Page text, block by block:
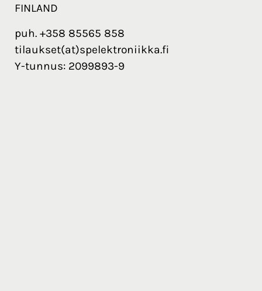
FINLAND
puh. +358 85565 858
tilaukset(at)spelektroniikka.fi
Y-tunnus: 2099893-9